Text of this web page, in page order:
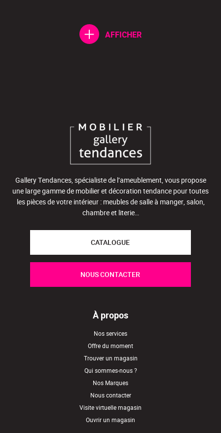
AFFICHER
Gallery Tendances, spécialiste de l’ameublement, vous propose
une large gamme de mobilier et décoration tendance pour toutes
les pièces de votre intérieur : meubles de salle à manger, salon,
chambre et literie…
CATALOGUE
NOUS CONTACTER
À propos
Nos services
Offre du moment
Trouver un magasin
Qui sommes-nous ?
Nos Marques
Nous contacter
Visite virtuelle magasin
Ouvrir un magasin